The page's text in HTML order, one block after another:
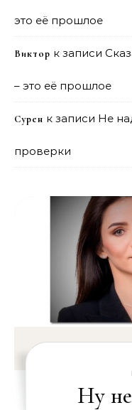
это её прошлое
Виктор к записи
– это её прошлое
Сурен к записи Не
проверки
Ну